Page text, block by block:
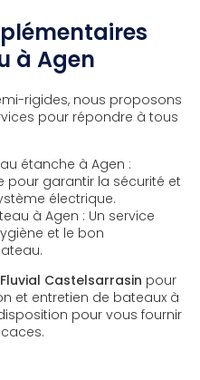
à Agen
rigides, nous proposons
pour répondre à tous
étanche à Agen :
pour garantir la sécurité et
électrique.
à Agen : Un service
et le bon
Castelsarrasin pour
et entretien de bateaux à
pour vous fournir